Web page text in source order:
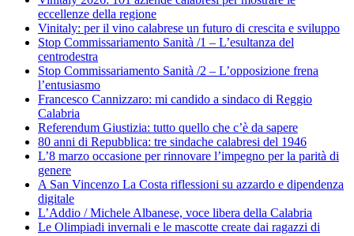
eccellenze della regione
Vinitaly: per il vino calabrese un futuro di crescita e sviluppo
Stop Commissariamento Sanità /1 – L’esultanza del
centrodestra
Stop Commissariamento Sanità /2 – L’opposizione frena
l’entusiasmo
Francesco Cannizzaro: mi candido a sindaco di Reggio
Calabria
Referendum Giustizia: tutto quello che c’è da sapere
80 anni di Repubblica: tre sindache calabresi del 1946
L’8 marzo occasione per rinnovare l’impegno per la parità di
genere
A San Vincenzo La Costa riflessioni su azzardo e dipendenza
digitale
L’Addio / Michele Albanese, voce libera della Calabria
Le Olimpiadi invernali e le mascotte create dai ragazzi di